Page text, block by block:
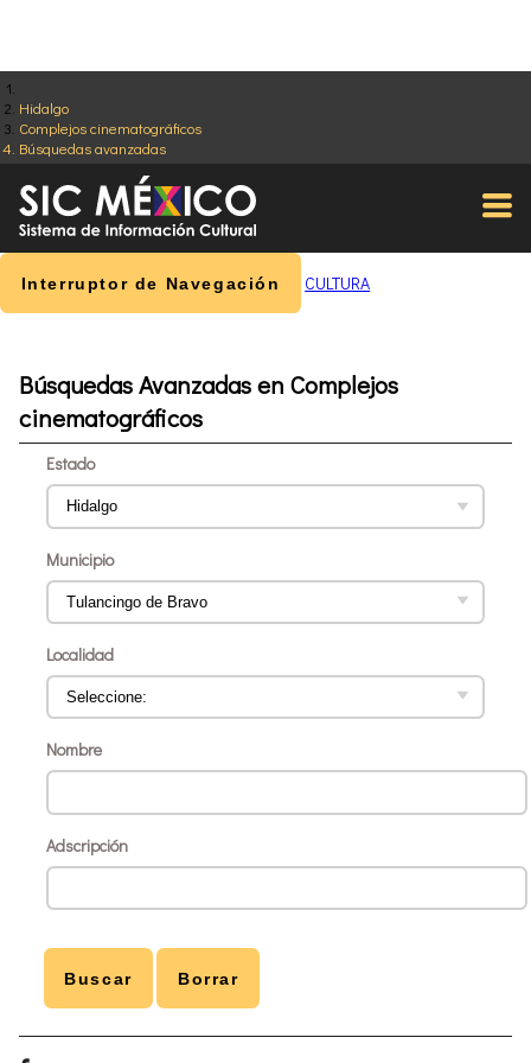
Hidalgo
Complejos cinematográficos
Búsquedas avanzadas
Interruptor de Navegación CULTURA
Búsquedas Avanzadas en Complejos
cinematográficos
Estado
Municipio
Localidad
Nombre
Adscripción